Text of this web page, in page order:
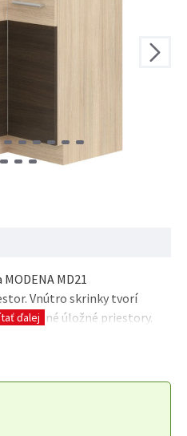
MD21
Vnútro skrinky tvorí
úložné priestory.